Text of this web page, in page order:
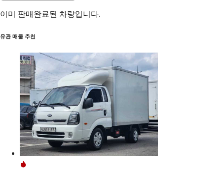
이미 판매완료된 차량입니다.
유관 매물 추천